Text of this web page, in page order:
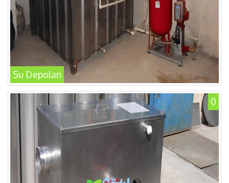
Su Depoları
0